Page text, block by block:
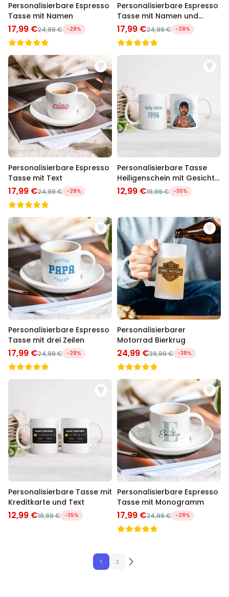
Personalisierbare Espresso
Tasse mit Namen
17,99 €24,99 € -28%
Personalisierbare Espresso
Tasse mit Namen und
Jahreszahl
17,99 €24,99 € -28%
Personalisierbare Espresso
Tasse mit Text
17,99 €24,99 € -28%
Personalisierbare Tasse
Heiligenschein mit Gesicht
und Text
12,99 €19,99 € -35%
Personalisierbare Espresso
Tasse mit drei Zeilen
17,99 €24,99 € -28%
Personalisierbarer
Motorrad Bierkrug
24,99 €39,99 € -38%
Personalisierbare Tasse mit
Kreditkarte und Text
12,99 €19,99 € -35%
Personalisierbare Espresso
Tasse mit Monogramm
17,99 €24,99 € -28%
1 2